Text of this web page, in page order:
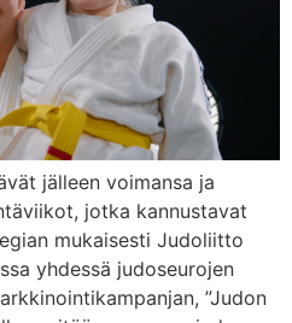
jälleen voimansa ja
jotka kannustavat
mukaisesti Judoliitto
yhdessä judoseurojen
”Judon